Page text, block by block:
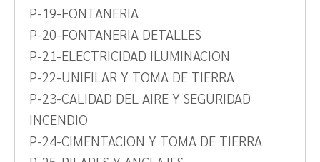
P-19-FONTANERIA
P-20-FONTANERIA DETALLES
P-21-ELECTRICIDAD ILUMINACION
P-22-UNIFILAR Y TOMA DE TIERRA
P-23-CALIDAD DEL AIRE Y SEGURIDAD
INCENDIO
P-24-CIMENTACION Y TOMA DE TIERRA